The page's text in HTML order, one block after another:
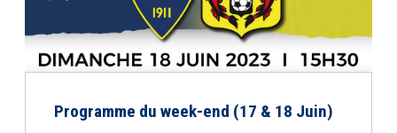
Programme du week-end (17 & 18 Juin)